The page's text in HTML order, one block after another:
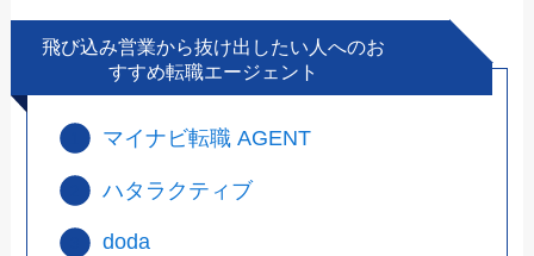
飛び込み営業から抜け出したい人へのお
すすめ転職エージェント
マイナビ転職 AGENT
ハタラクティブ
doda